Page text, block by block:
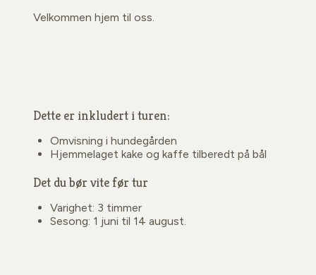
Velkommen hjem til oss.
Dette er inkludert i turen:
Omvisning i hundegården
Hjemmelaget kake og kaffe tilberedt på bål
Det du bør vite før tur
Varighet: 3 timmer
Sesong: 1 juni til 14 august.